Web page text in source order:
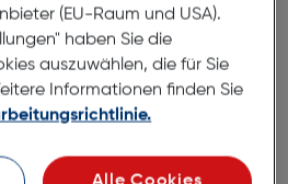
Sport
Band
(EU-Raum und USA).
haben Sie die
auszuwählen, die für Sie
Informationen finden Sie